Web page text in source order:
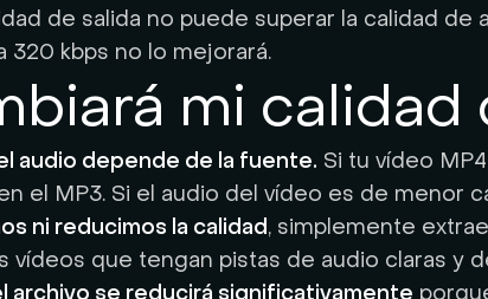
de salida no puede superar la calidad de
320 kbps no lo mejorará.
mi calidad
audio depende de la fuente. Si tu vídeo
el MP3. Si el audio del vídeo es de menor
ni reducimos la calidad, simplemente
vídeos que tengan pistas de audio claras y
archivo se reducirá significativamente